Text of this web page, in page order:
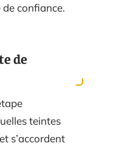
confiance.
de
teintes
s’accordent